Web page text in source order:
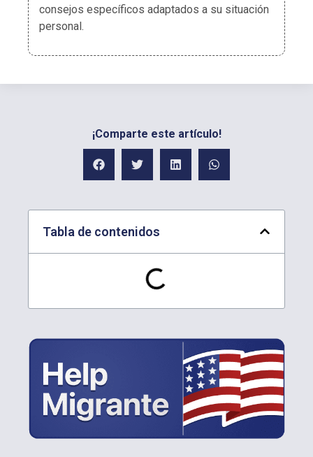
consejos específicos adaptados a su situación
personal.
¡Comparte este artículo!
Tabla de contenidos